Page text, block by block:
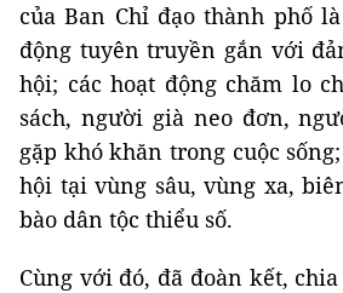
của Ban Chỉ đạo thành phố
động tuyên truyền gắn với
hội; các hoạt động chăm lo
sách, người già neo đơn,
gặp khó khăn trong cuộc
hội tại vùng sâu, vùng xa,
bào dân tộc thiểu số.
Cùng với đó, đã đoàn kết,